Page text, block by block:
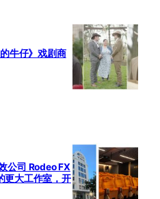
牛仔》戏剧商
公司 Rodeo FX
更大工作室，开